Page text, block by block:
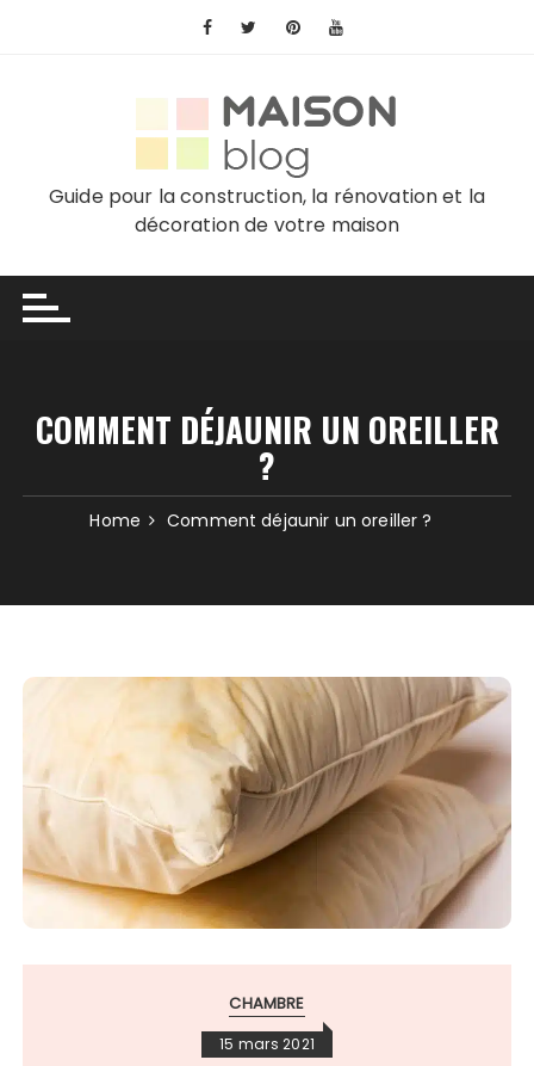
Guide pour la construction, la rénovation et la
décoration de votre maison
COMMENT DÉJAUNIR UN OREILLER
?
Home Comment déjaunir un oreiller ?
CHAMBRE
15 mars 2021